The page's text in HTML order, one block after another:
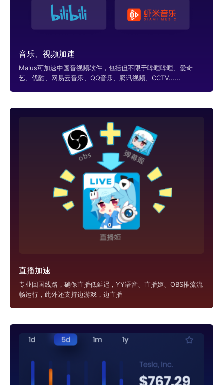
音乐、视频加速
Malus可加速中国音视频软件，包括但不限于哔哩哔哩、爱奇
艺、优酷、网易云音乐、QQ音乐、腾讯视频、CCTV......
直播加速
专业回国线路，确保直播低延迟，YY语音、直播姬、OBS推流流
畅运行，此外还支持边游戏，边直播